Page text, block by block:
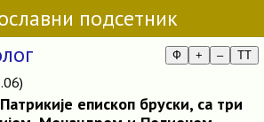
подсетник
Ф + – TT
епископ бруски, са три